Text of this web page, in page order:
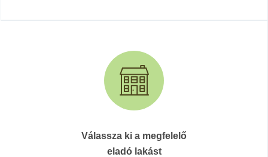
Válassza ki a megfelelő
eladó lakást